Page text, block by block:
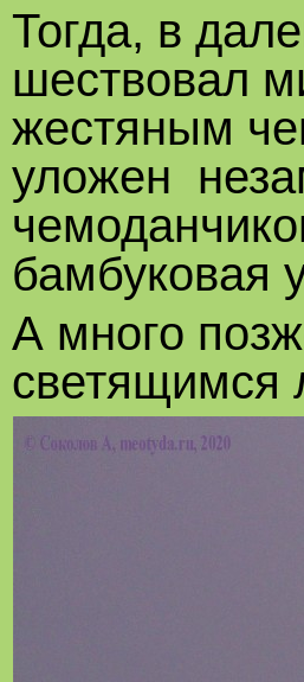
Тогда, в
шествовал
жестяным
уложен
бамбуковая
А много
светящимся